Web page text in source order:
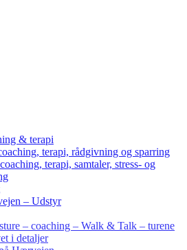
& terapi
terapi, rådgivning og sparring
terapi, samtaler, stress- og
– Udstyr
– coaching – Walk & Talk – turene
i detaljer